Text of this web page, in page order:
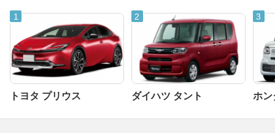
トヨタ プリウス ダイハツ タント ホン